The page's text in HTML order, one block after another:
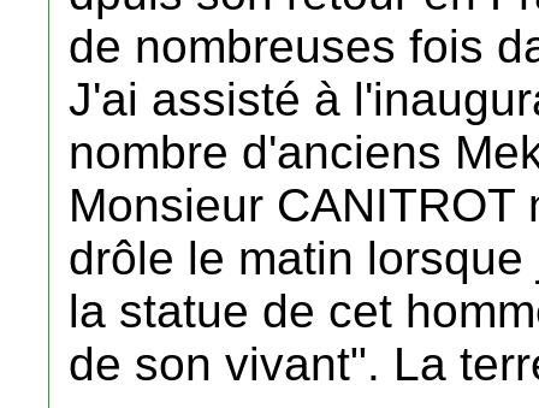
de nombreuses fois
J'ai assisté à
nombre d'anciens
Monsieur
drôle le matin
la statue de cet
de son vivant". La